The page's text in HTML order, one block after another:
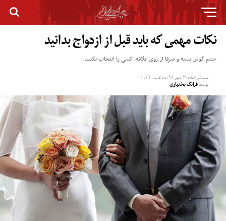
نکات مهمی که باید قبل از ازدواج بدانید
چشم گوش بسته و صرفا از روی علاقه، کسی را انتخاب نکنید.
منتشر شده۲۱ مهر ۹۸, ساعت: ۱۰:۳۳
توسطفرانک بختیاری